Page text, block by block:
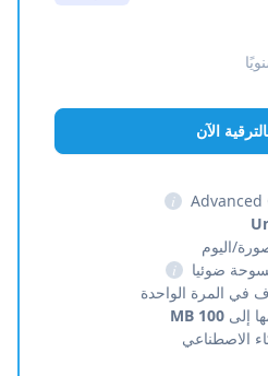
الآن
i
i
في المرة الواحدة
إلى 100 MB
الاصطناعي